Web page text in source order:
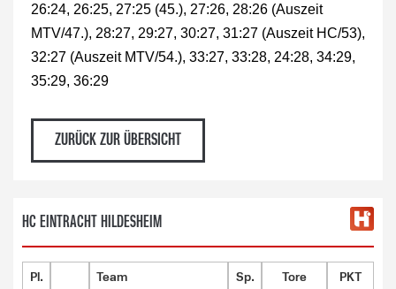
26:24, 26:25, 27:25 (45.), 27:26, 28:26 (Auszeit
MTV/47.), 28:27, 29:27, 30:27, 31:27 (Auszeit HC/53),
32:27 (Auszeit MTV/54.), 33:27, 33:28, 24:28, 34:29,
35:29, 36:29
ZURÜCK ZUR ÜBERSICHT
HC EINTRACHT HILDESHEIM
Pl. Team Sp. Tore PKT